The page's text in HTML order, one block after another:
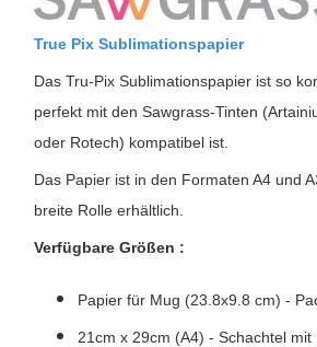
True Pix Sublimationspapier
Das Tru-Pix Sublimationspapier ist so
perfekt mit den Sawgrass-Tinten
oder Rotech) kompatibel ist.
Das Papier ist in den Formaten A4 und
breite Rolle erhältlich.
Verfügbare Größen :
Papier für Mug (23.8x9.8 cm) -
21cm x 29cm (A4) - Schachtel mit